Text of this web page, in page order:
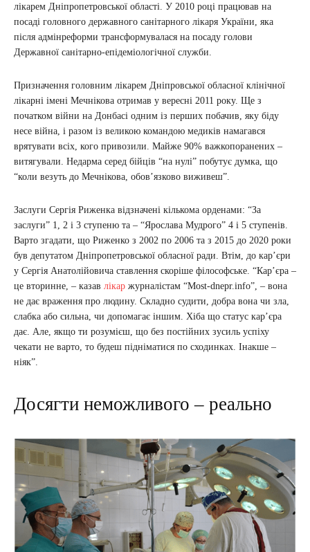
лікарем Дніпропетровської області. У 2010 році працював на
посаді головного державного санітарного лікаря України, яка
після адмінреформи трансформувалася на посаду голови
Державної санітарно-епідеміологічної служби.
Призначення головним лікарем Дніпровської обласної клінічної
лікарні імені Мечнікова отримав у вересні 2011 року. Ще з
початком війни на Донбасі одним із перших побачив, яку біду
несе війна, і разом із великою командою медиків намагався
врятувати всіх, кого привозили. Майже 90% важкопоранених –
витягували. Недарма серед бійців “на нулі” побутує думка, що
“коли везуть до Мечнікова, обов’язково виживеш”.
Заслуги Сергія Риженка відзначені кількома орденами: “За
заслуги” 1, 2 і 3 ступеню та – “Ярослава Мудрого” 4 і 5 ступенів.
Варто згадати, що Риженко з 2002 по 2006 та з 2015 до 2020 роки
був депутатом Дніпропетровської обласної ради. Втім, до кар’єри
у Сергія Анатолійовича ставлення скоріше філософське. “Кар’єра –
це вторинне, – казав лікар журналістам “Most-dnepr.info”, – вона
не дає враження про людину. Складно судити, добра вона чи зла,
слабка або сильна, чи допомагає іншим. Хіба що статус кар’єра
дає. Але, якщо ти розумієш, що без постійних зусиль успіху
чекати не варто, то будеш підніматися по сходинках. Інакше –
ніяк”.
Досягти неможливого – реально